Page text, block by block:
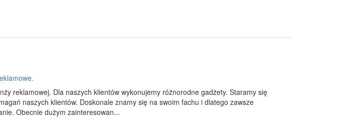
reklamowej. Dla naszych klientów wykonujemy różnorodne gadżety. Staramy się
naszych klientów. Doskonale znamy się na swoim fachu i dlatego zawsze
Obecnie dużym zainteresowan...